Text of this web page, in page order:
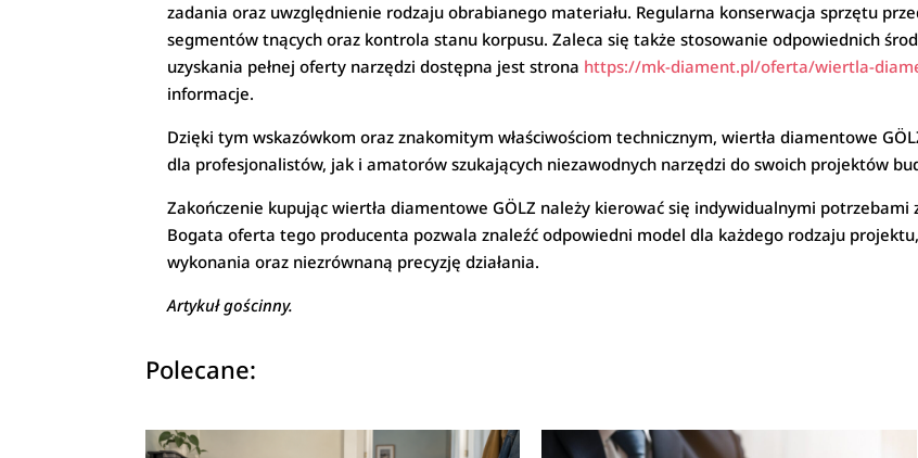
zadania oraz uwzględnienie rodzaju obrabianego materiału. Regularna konserwacja sprzętu
segmentów tnących oraz kontrola stanu korpusu. Zaleca się także stosowanie odpowiednich
uzyskania pełnej oferty narzędzi dostępna jest strona https://mk-diament.pl/oferta/wiertla-
informacje.
Dzięki tym wskazówkom oraz znakomitym właściwościom technicznym, wiertła diamentowe
dla profesjonalistów, jak i amatorów szukających niezawodnych narzędzi do swoich projektów
Zakończenie kupując wiertła diamentowe GÖLZ należy kierować się indywidualnymi
Bogata oferta tego producenta pozwala znaleźć odpowiedni model dla każdego rodzaju
wykonania oraz niezrównaną precyzję działania.
Artykuł gościnny.
Polecane: